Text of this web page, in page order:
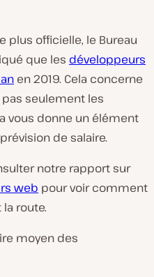
plus officielle, le Bureau
que les développeurs
en 2019. Cela concerne
seulement les
vous donne un élément
de salaire.
notre rapport sur
web pour voir comment
route.
moyen des